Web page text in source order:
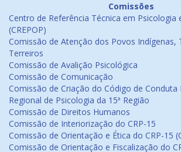
Comissões
Centro de Referência Técnica em Psicologia
(CREPOP)
Comissão de Atenção dos Povos Indígenas,
Terreiros
Comissão de Avalição Psicológica
Comissão de Comunicação
Comissão de Criação do Código de Conduta
Regional de Psicologia da 15ª Região
Comissão de Direitos Humanos
Comissão de Interiorização do CRP-15
Comissão de Orientação e Ética do CRP-15
Comissão de Orientação e Fiscalização do